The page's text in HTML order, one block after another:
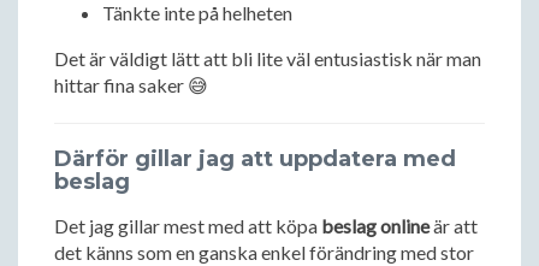
Tänkte inte på helheten
Det är väldigt lätt att bli lite väl entusiastisk när man
hittar fina saker 😅
Därför gillar jag att uppdatera med
beslag
Det jag gillar mest med att köpa beslag onlineär att
det känns som en ganska enkel förändring med stor